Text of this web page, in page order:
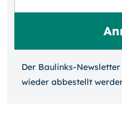
Der Baulinks-
wieder ab­bestellt